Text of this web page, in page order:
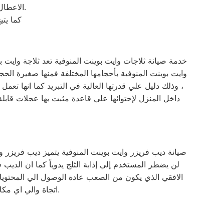
الاعطال يوميا من الساعة التاسعة صباحا حتى التاسعة مساء من خلال الرقم المختصر لخدمة العملاء.
كما
، وذلك دليل علي قدرتها العالية في التبريد كما انها
داخل المنزل لإحتوائها علي قاعدة مثبت بها عجلات
لن يضطر المستخدم إلي إذابة الثلج يدوياً كما ان
الافقي الذي يكون من الصعب عادة الوصول الي
اتجاة والي اي مكان داخل المنزل ولا يأخذ مساحه كبيره لأنه في عرض الثلاجة تقريباً ويمكن وضعه بجانبها لتوفير المساحة.